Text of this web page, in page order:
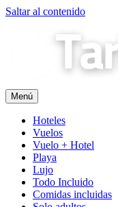
Saltar al contenido
Menú
Hoteles
Vuelos
Vuelo + Hotel
Playa
Lujo
Todo Incluido
Comidas incluidas